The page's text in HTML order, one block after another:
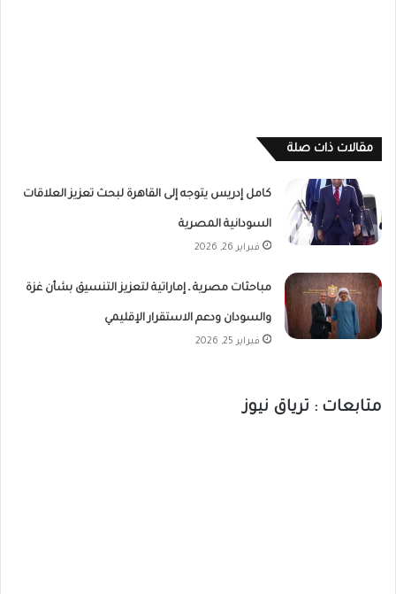
مقالات ذات صلة
كامل إدريس يتوجه إلى القاهرة لبحث تعزيز العلاقات
السودانية المصرية
فبراير 26, 2026
مباحثات مصرية ـ إماراتية لتعزيز التنسيق بشأن غزة
والسودان ودعم الاستقرار الإقليمي
فبراير 25, 2026
متابعات : ترياق نيوز